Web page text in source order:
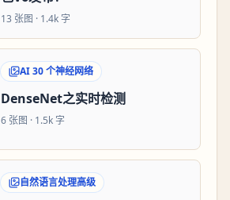
13 张图 · 1.4k 字
AI 30 个神经网络
DenseNet之实时检测
6 张图 · 1.5k 字
自然语言处理高级